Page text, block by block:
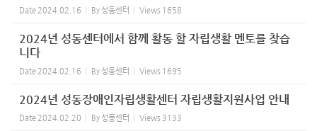
Date 2024.02.16 By성동센터 Views 1658
2024년 성동센터에서 함께 활동 할 자립생활 멘토를 찾습
니다
Date 2024.02.16 By성동센터 Views 1695
2024년 성동장애인자립생활센터 자립생활지원사업 안내
Date 2024.02.20 By성동센터 Views 3133